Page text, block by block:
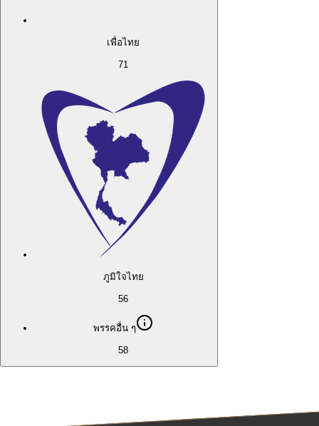
เพื่อไทย
71
ภูมิใจไทย
56
พรรคอื่น ๆ
58